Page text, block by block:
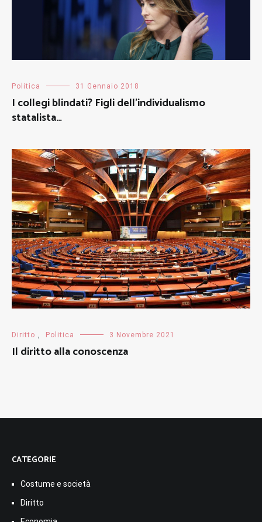
Politica 31 Gennaio 2018
I collegi blindati? Figli dell’individualismo
statalista…
Diritto , Politica 3 Novembre 2021
Il diritto alla conoscenza
CATEGORIE
Costume e società
Diritto